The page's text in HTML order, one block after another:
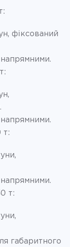
фіксований
напрямними.
напрямними.
т:
напрямними.
т:
габаритного